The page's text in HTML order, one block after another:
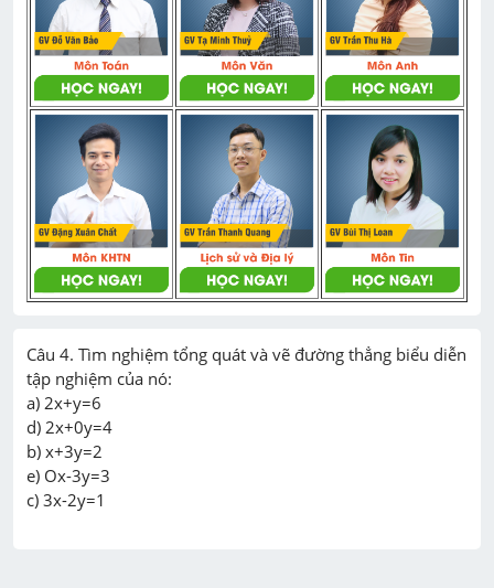
Câu 4. Tìm nghiệm tổng quát và vẽ đường thẳng biểu diễn
tập nghiệm của nó:
a) 2x+y=6
d) 2x+0y=4
b) x+3y=2
e) Ox-3y=3